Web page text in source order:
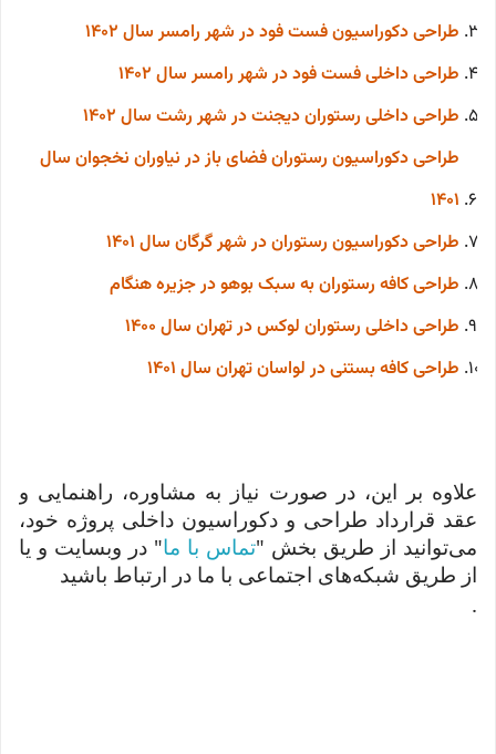
طراحی دکوراسیون فست فود در شهر رامسر سال 1402
طراحی داخلی فست فود در شهر رامسر سال 1402
طراحی داخلی رستوران دیجنت در شهر رشت سال 1402
طراحی دکوراسیون رستوران فضای باز در نیاوران نخجوان سال
1401
طراحی دکوراسیون رستوران در شهر گرگان سال 1401
طراحی کافه رستوران به سبک بوهو در جزیره هنگام
طراحی داخلی رستوران لوکس در تهران سال 1400
طراحی کافه بستنی در لواسان تهران سال 1401
علاوه بر این، در صورت نیاز به مشاوره، راهنمایی و
عقد قرارداد طراحی و دکوراسیون داخلی پروژه خود،
می‌توانید از طریق بخش "تماس با ما" در وبسایت و یا
از طریق شبکه‌های اجتماعی با ما در ارتباط باشید
.